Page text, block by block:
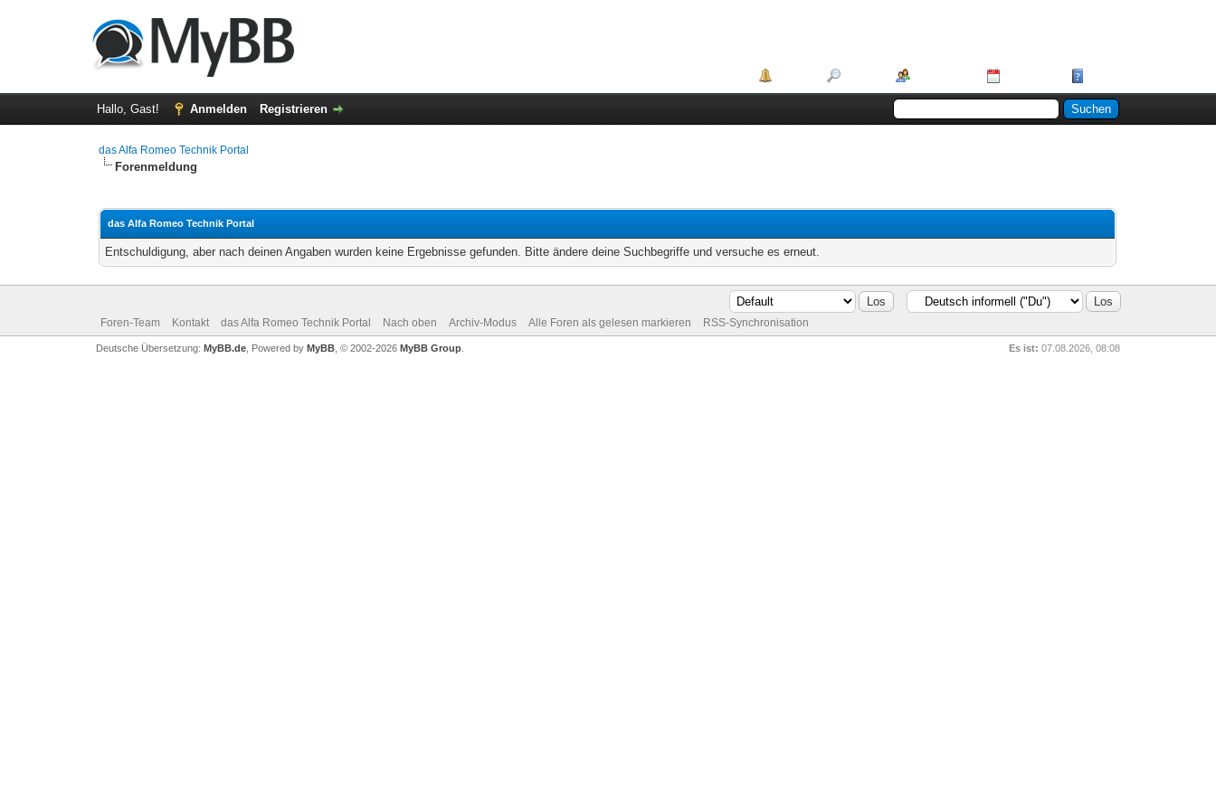
Hallo, Gast! Anmelden Registrieren
das Alfa Romeo Technik Portal
Forenmeldung
das Alfa Romeo Technik Portal
Entschuldigung, aber nach deinen Angaben wurden keine Ergebnisse gefunden. Bitte ändere deine Suchbegriffe und versuche es erneut.
Foren-Team Kontakt das Alfa Romeo Technik Portal Nach oben Archiv-Modus Alle Foren als gelesen markieren RSS-Synchronisation
Es ist: 07.08.2026, 08:08
Deutsche Übersetzung: MyBB.de, Powered by MyBB, © 2002-2026 MyBB Group.